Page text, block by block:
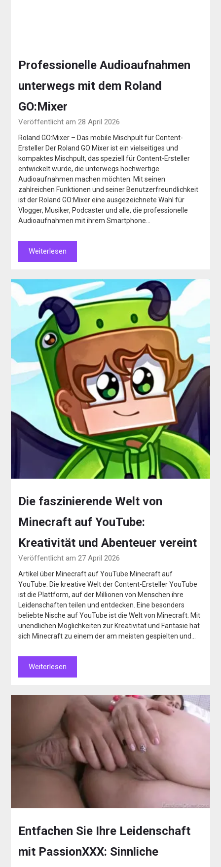
Professionelle Audioaufnahmen
unterwegs mit dem Roland
GO:Mixer
Veröffentlicht am 28 April 2026
Roland GO:Mixer – Das mobile Mischpult für Content-
Ersteller Der Roland GO:Mixer ist ein vielseitiges und
kompaktes Mischpult, das speziell für Content-Ersteller
entwickelt wurde, die unterwegs hochwertige
Audioaufnahmen machen möchten. Mit seinen
zahlreichen Funktionen und seiner Benutzerfreundlichkeit
ist der Roland GO:Mixer eine ausgezeichnete Wahl für
Vlogger, Musiker, Podcaster und alle, die professionelle
Audioaufnahmen mit ihrem Smartphone…
Weiterlesen
Die faszinierende Welt von
Minecraft auf YouTube:
Kreativität und Abenteuer vereint
Veröffentlicht am 27 April 2026
Artikel über Minecraft auf YouTube Minecraft auf
YouTube: Die kreative Welt der Content-Ersteller YouTube
ist die Plattform, auf der Millionen von Menschen ihre
Leidenschaften teilen und entdecken. Eine besonders
beliebte Nische auf YouTube ist die Welt von Minecraft. Mit
unendlichen Möglichkeiten zur Kreativität und Fantasie hat
sich Minecraft zu einem der am meisten gespielten und…
Weiterlesen
Entfachen Sie Ihre Leidenschaft
mit PassionXXX: Sinnliche